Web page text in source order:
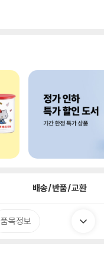
배송/반품/교환
품목정보